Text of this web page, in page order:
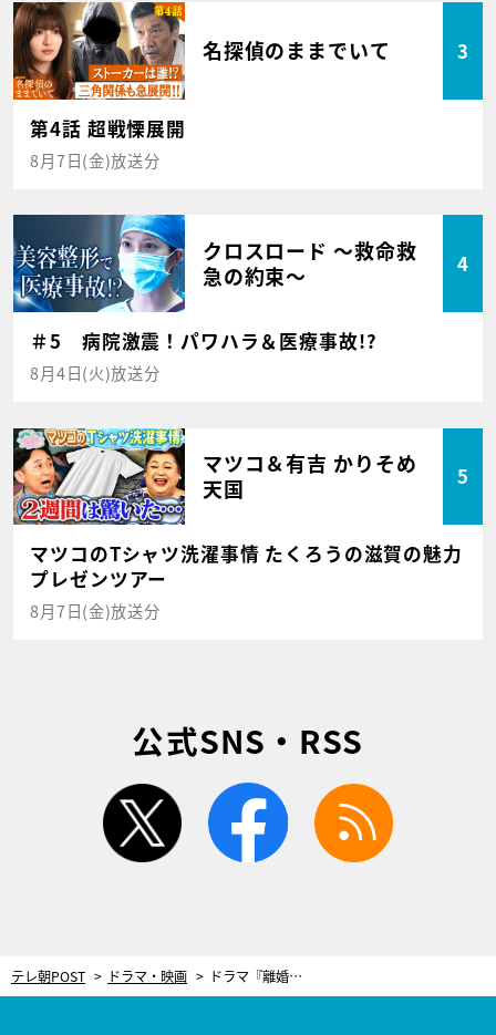
名探偵のままでいて 3
第4話 超戦慄展開
8月7日(金)放送分
クロスロード ～救命救
急の約束～
4
＃5 病院激震！パワハラ＆医療事故!?
8月4日(火)放送分
マツコ＆有吉 かりそめ
天国
5
マツコのTシャツ洗濯事情 たくろうの滋賀の魅力
プレゼンツアー
8月7日(金)放送分
公式SNS・RSS
twitter facebook
テレ朝POST ドラマ・映画 ドラマ『離婚しない男』、藤原紀香が演じる“隣人”はハニートラップ…？ 第7話でホテルへ！